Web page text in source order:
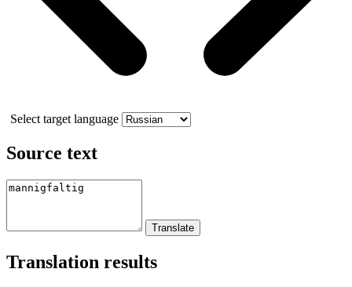
Select target language
Source text
Translation results